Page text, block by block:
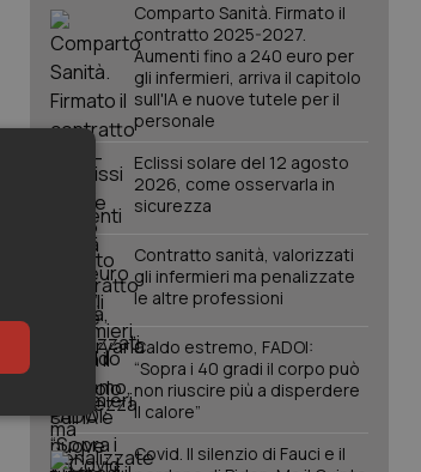
Comparto Sanità. Firmato il
contratto 2025-2027.
Aumenti fino a 240 euro per
gli infermieri, arriva il capitolo
sull'IA e nuove tutele per il
personale
Eclissi solare del 12 agosto
2026, come osservarla in
sicurezza
Contratto sanità, valorizzati
gli infermieri ma penalizzate
le altre professioni
Caldo estremo, FADOI:
“Sopra i 40 gradi il corpo può
non riuscire più a disperdere
il calore”
Covid. Il silenzio di Fauci e il